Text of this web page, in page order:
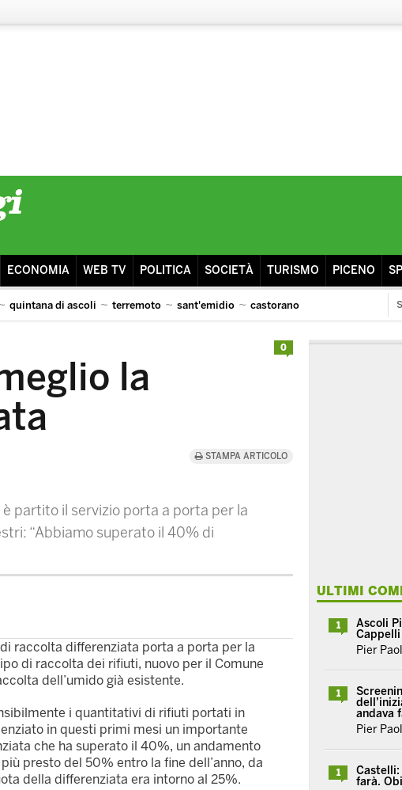
ECONOMIA WEB TV POLITICA SOCIETÀ TURISMO PICENO
quintana di ascoli terremoto sant'emidio castorano
la
STAMPA ARTICOLO
è partito il servizio porta a porta per la
“Abbiamo superato il 40% di
raccolta differenziata porta a porta per la
di raccolta dei rifiuti, nuovo per il Comune
dell’umido già esistente.
i quantitativi di rifiuti portati in
in questi primi mesi un importante
che ha superato il 40%, un andamento
presto del 50% entro la fine dell’anno, da
della differenziata era intorno al 25%.
0
ULTIMI
1
Ascoli
Cappelli
Pier
1
andava
Pier
1
Castelli:
farà.